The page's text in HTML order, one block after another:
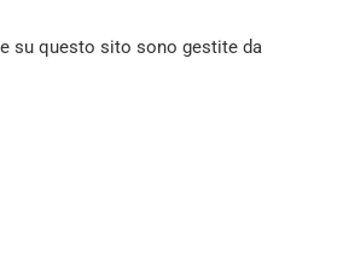
su questo sito sono gestite da